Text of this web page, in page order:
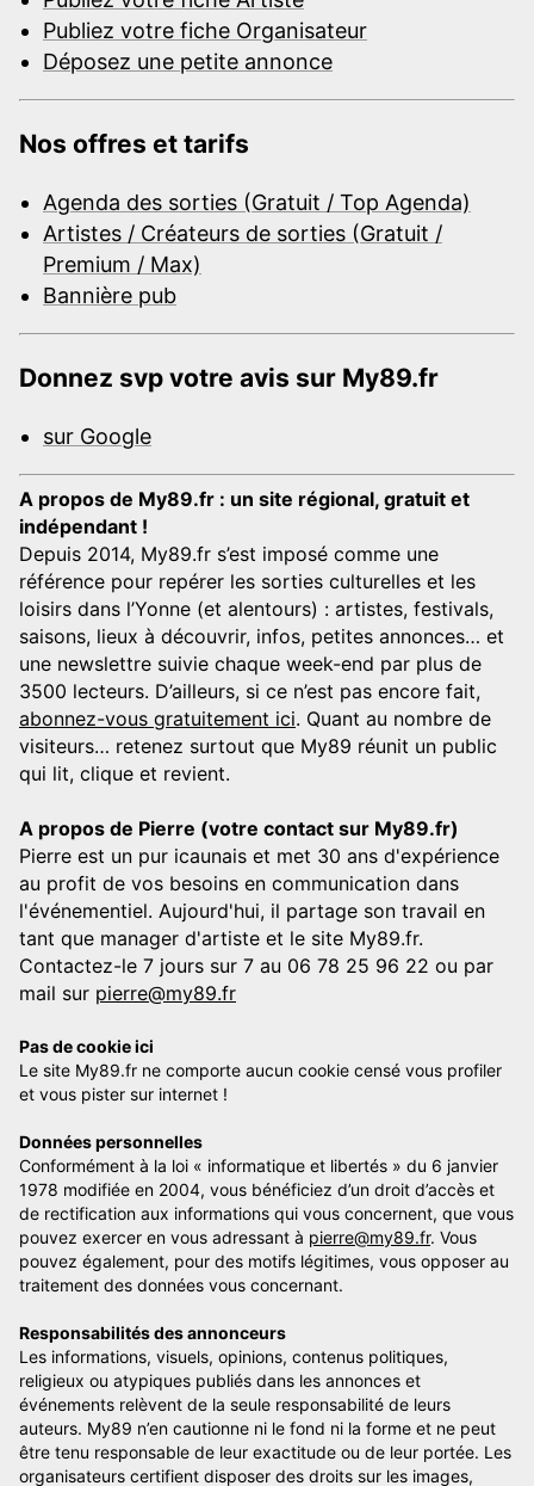
Publiez votre fiche Organisateur
Déposez une petite annonce
Nos offres et tarifs
Agenda des sorties (Gratuit / Top Agenda)
Artistes / Créateurs de sorties (Gratuit /
Premium / Max)
Bannière pub
Donnez svp votre avis sur My89.fr
sur Google
A propos de My89.fr : un site régional, gratuit et
indépendant !
Depuis 2014, My89.fr s’est imposé comme une
référence pour repérer les sorties culturelles et les
loisirs dans l’Yonne (et alentours) : artistes, festivals,
saisons, lieux à découvrir, infos, petites annonces… et
une newslettre suivie chaque week-end par plus de
3500 lecteurs. D’ailleurs, si ce n’est pas encore fait,
abonnez-vous gratuitement ici. Quant au nombre de
visiteurs… retenez surtout que My89 réunit un public
qui lit, clique et revient.
A propos de Pierre (votre contact sur My89.fr)
Pierre est un pur icaunais et met 30 ans d'expérience
au profit de vos besoins en communication dans
l'événementiel. Aujourd'hui, il partage son travail en
tant que manager d'artiste et le site My89.fr.
Contactez-le 7 jours sur 7 au 06 78 25 96 22 ou par
mail sur pierre@my89.fr
Pas de cookie ici
Le site My89.fr ne comporte aucun cookie censé vous profiler
et vous pister sur internet !
Données personnelles
Conformément à la loi « informatique et libertés » du 6 janvier
1978 modifiée en 2004, vous bénéficiez d’un droit d’accès et
de rectification aux informations qui vous concernent, que vous
pouvez exercer en vous adressant à pierre@my89.fr. Vous
pouvez également, pour des motifs légitimes, vous opposer au
traitement des données vous concernant.
Responsabilités des annonceurs
Les informations, visuels, opinions, contenus politiques,
religieux ou atypiques publiés dans les annonces et
événements relèvent de la seule responsabilité de leurs
auteurs. My89 n’en cautionne ni le fond ni la forme et ne peut
être tenu responsable de leur exactitude ou de leur portée. Les
organisateurs certifient disposer des droits sur les images,